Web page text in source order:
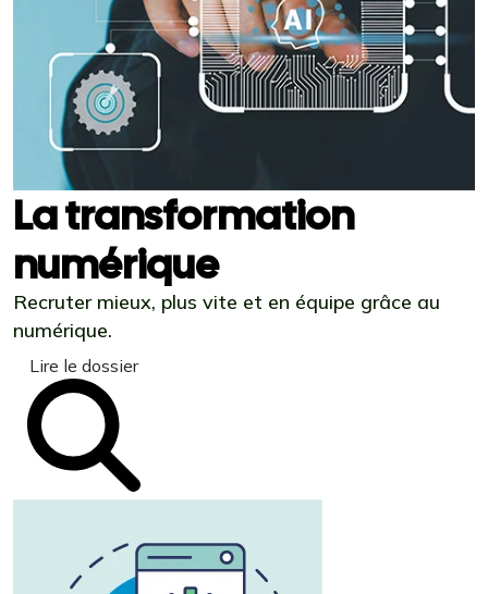
La transformation
numérique
Recruter mieux, plus vite et en équipe grâce au
numérique.
Lire le dossier